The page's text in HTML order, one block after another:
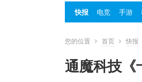
快报 电竞 手游
您的位置 首页 快报
通魔科技《